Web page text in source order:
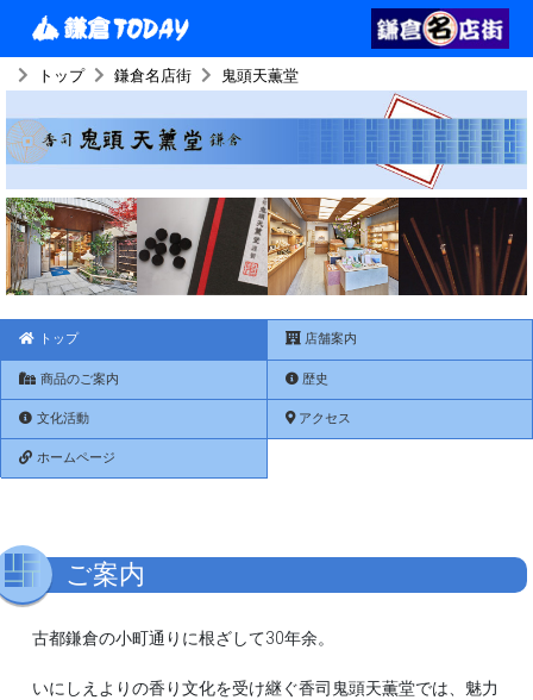
トップ 鎌倉名店街 鬼頭天薫堂
トップ 店舗案内
商品のご案内 歴史
文化活動 アクセス
ホームページ
ご案内
古都鎌倉の小町通りに根ざして30年余。
いにしえよりの香り文化を受け継ぐ香司鬼頭天薫堂では、魅力